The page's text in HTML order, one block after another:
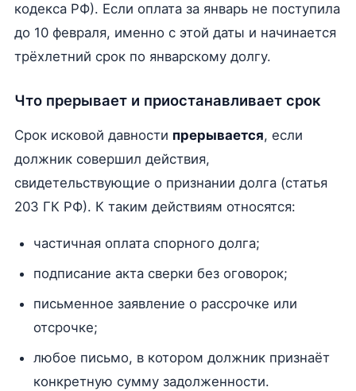
кодекса РФ). Если оплата за январь не поступила
до 10 февраля, именно с этой даты и начинается
трёхлетний срок по январскому долгу.
Что прерывает и приостанавливает срок
Срок исковой давности прерывается, если
должник совершил действия,
свидетельствующие о признании долга (статья
203 ГК РФ). К таким действиям относятся:
частичная оплата спорного долга;
подписание акта сверки без оговорок;
письменное заявление о рассрочке или
отсрочке;
любое письмо, в котором должник признаёт
конкретную сумму задолженности.